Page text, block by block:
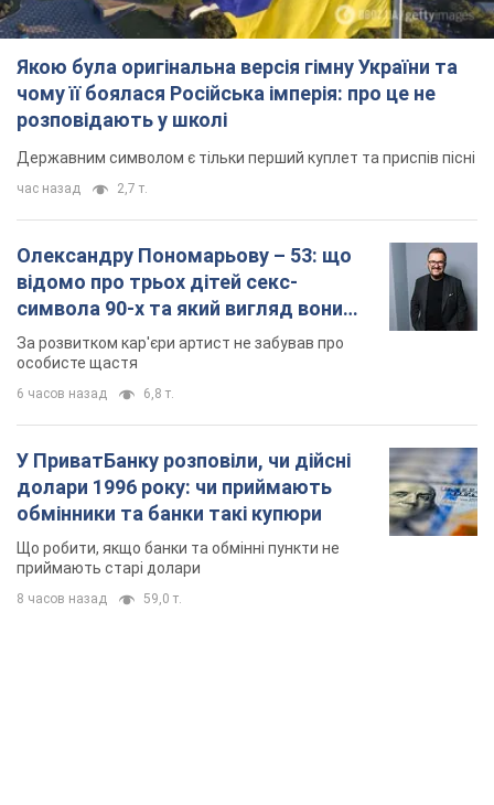
символа 90-х та який вигляд вони
За розвитком кар'єри артист не забував про
особисте щастя
6 часов назад
долари 1996 року: чи приймають
обмінники та банки такі купюри
Що робити, якщо банки та обмінні пункти не
приймають старі долари
8 часов назад 59,0 т.